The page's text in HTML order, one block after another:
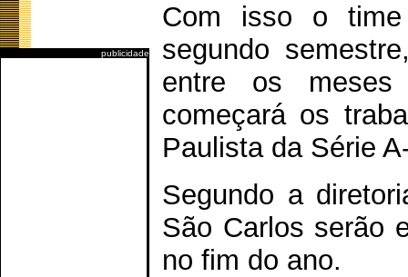
publicidade
Com isso o time
segundo
entre os
começará os
Paulista da Série
Segundo a
São Carlos serão
no fim do ano.